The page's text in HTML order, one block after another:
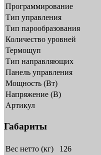
Программирование
Тип управления
Тип парообразования
Количество уровней
Термощуп
Тип направляющих
Панель управления
Мощность (Вт)
Напряжение (В)
Артикул
Габариты
Вес нетто (кг)
126